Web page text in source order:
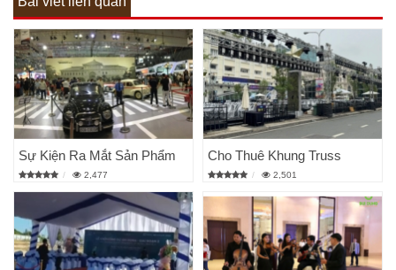
Sự Kiện Ra Mắt Sản Phẩm
2,477
Cho Thuê Khung Truss
2,501